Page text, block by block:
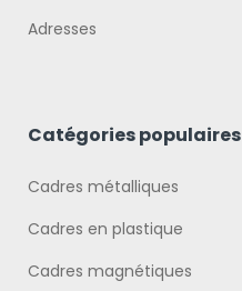
Adresses
Catégories populaires
Cadres métalliques
Cadres en plastique
Cadres magnétiques